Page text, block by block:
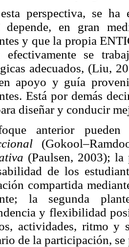
perspectiva, se
depende, en gran
y que la propia
efectivamente se
adecuados, (Liu,
apoyo y guía
Está por demás
diseñar y conducir
anterior
(Paulsen, 2003);
de los
compartida
la segunda
y flexibilidad
actividades, ritmo y
de la participación,